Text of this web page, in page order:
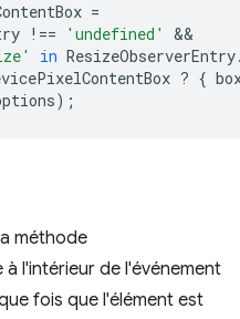
=
!== 'undefined'
in ResizeObserverEntry
? {
);
méthode
à l'intérieur de l'événement
fois que l'élément est